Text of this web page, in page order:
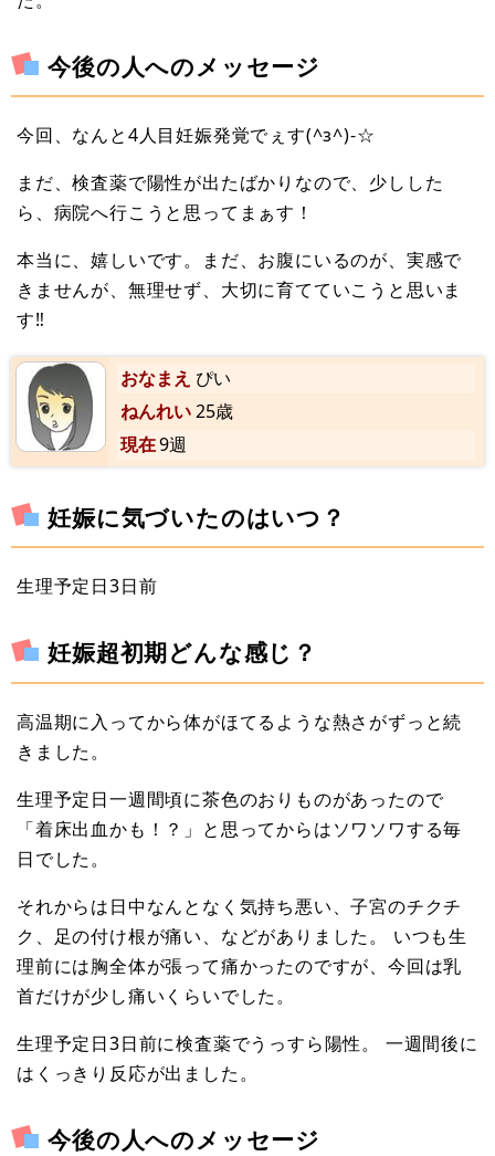
今後の人へのメッセージ
今回、なんと4人目妊娠発覚でぇす(^з^)-☆
まだ、検査薬で陽性が出たばかりなので、少しした
ら、病院へ行こうと思ってまぁす！
本当に、嬉しいです。まだ、お腹にいるのが、実感で
きませんが、無理せず、大切に育てていこうと思いま
す‼
おなまえ ぴい
ねんれい25歳
現在9週
妊娠に気づいたのはいつ？
生理予定日3日前
妊娠超初期どんな感じ？
高温期に入ってから体がほてるような熱さがずっと続
きました。
生理予定日一週間頃に茶色のおりものがあったので
「着床出血かも！？」と思ってからはソワソワする毎
日でした。
それからは日中なんとなく気持ち悪い、子宮のチクチ
ク、足の付け根が痛い、などがありました。 いつも生
理前には胸全体が張って痛かったのですが、今回は乳
首だけが少し痛いくらいでした。
生理予定日3日前に検査薬でうっすら陽性。 一週間後に
はくっきり反応が出ました。
今後の人へのメッセージ